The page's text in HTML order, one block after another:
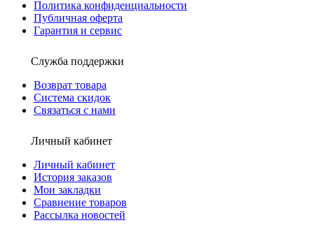
Политика конфиденциальности
Публичная оферта
Гарантия и сервис
Служба поддержки
Возврат товара
Система скидок
Связаться с нами
Личный кабинет
Личный кабинет
История заказов
Мои закладки
Сравнение товаров
Рассылка новостей